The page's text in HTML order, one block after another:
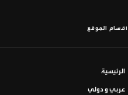
أقسام الموقع
الرئيسية
عربي و دولي